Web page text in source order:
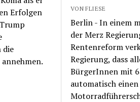
Erfolgen
die
VON FLIESE
Berlin - In einem
der Merz
Rentenreform
Regierung, dass
BürgerInnen mit
automatisch einen